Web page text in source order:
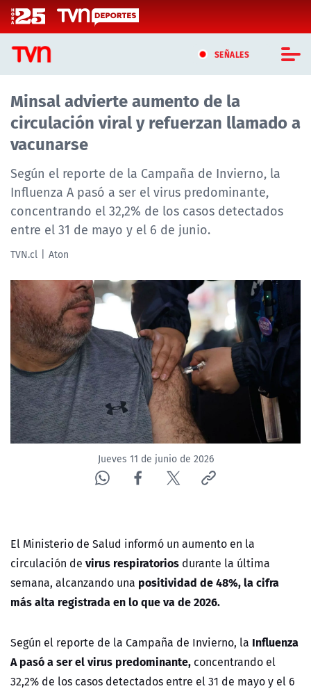
Click acá para ir directamente al contenido
SEÑALES
CASTING MASTERCHEF CHILE
CASTING TVN VERTICAL
TVN VERTICAL
TVN PLAY
PROGRAMAS
NTV
ACTUALIDAD Y TENDENCIAS
CORPORATIVO Y TRANSPARENCIA
CANAL DE DENUNCIAS
ÁREA DE PROYECTOS
Minsal advierte aumento de la
circulación viral y refuerzan llamado a
vacunarse
Según el reporte de la Campaña de Invierno, la
Influenza A pasó a ser el virus predominante,
concentrando el 32,2% de los casos detectados
entre el 31 de mayo y el 6 de junio.
TVN.cl Aton
Jueves 11 de junio de 2026
El Ministerio de Salud informó un aumento en la
circulación de virus respiratorios durante la última
semana, alcanzando una positividad de 48%, la cifra
más alta registrada en lo que va de 2026.
Según el reporte de la Campaña de Invierno, la Influenza
A pasó a ser el virus predominante, concentrando el
32,2% de los casos detectados entre el 31 de mayo y el 6